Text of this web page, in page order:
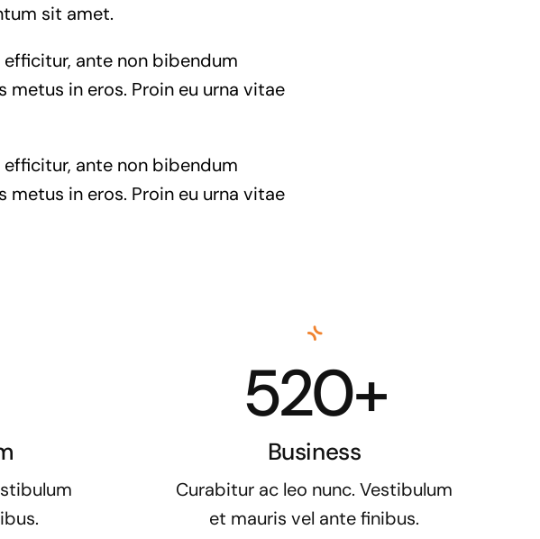
sit amet.
ante non bibendum
metus in eros. Proin eu urna vitae
ante non bibendum
metus in eros. Proin eu urna vitae
520+
Business
Curabitur ac leo nunc. Vestibulum
et mauris vel ante finibus.